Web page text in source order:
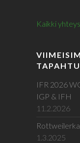
Kaikki
IFR 2026
IGP & IFH
11.2.2026
1.3.2025